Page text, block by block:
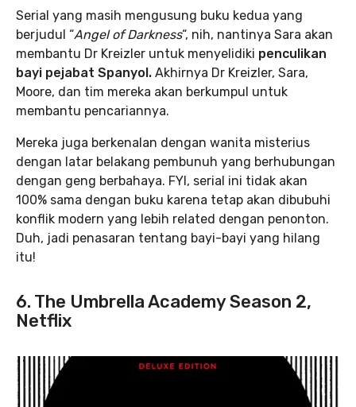
Serial yang masih mengusung buku kedua yang
berjudul “Angel of Darkness“, nih, nantinya Sara akan
membantu Dr Kreizler untuk menyelidiki penculikan
bayi pejabat Spanyol. Akhirnya Dr Kreizler, Sara,
Moore, dan tim mereka akan berkumpul untuk
membantu pencariannya.
Mereka juga berkenalan dengan wanita misterius
dengan latar belakang pembunuh yang berhubungan
dengan geng berbahaya. FYI, serial ini tidak akan
100% sama dengan buku karena tetap akan dibubuhi
konflik modern yang lebih related dengan penonton.
Duh, jadi penasaran tentang bayi-bayi yang hilang
itu!
6. The Umbrella Academy Season 2,
Netflix